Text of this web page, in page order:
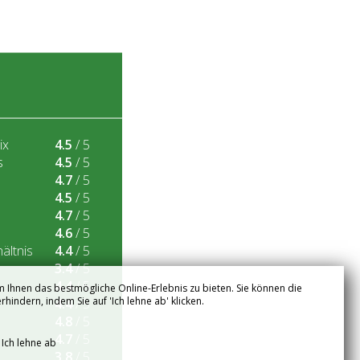
4.5 / 5
4.5 / 5
4.7/ 5
4.5 / 5
4.7/ 5
4.6/ 5
4.4/ 5
3.4/ 5
4.4/ 5
4.4/ 5
4.7
Ihnen das bestmögliche Online-Erlebnis zu bieten. Sie können die
indem Sie auf 'Ich lehne ab' klicken.
Ich lehne ab